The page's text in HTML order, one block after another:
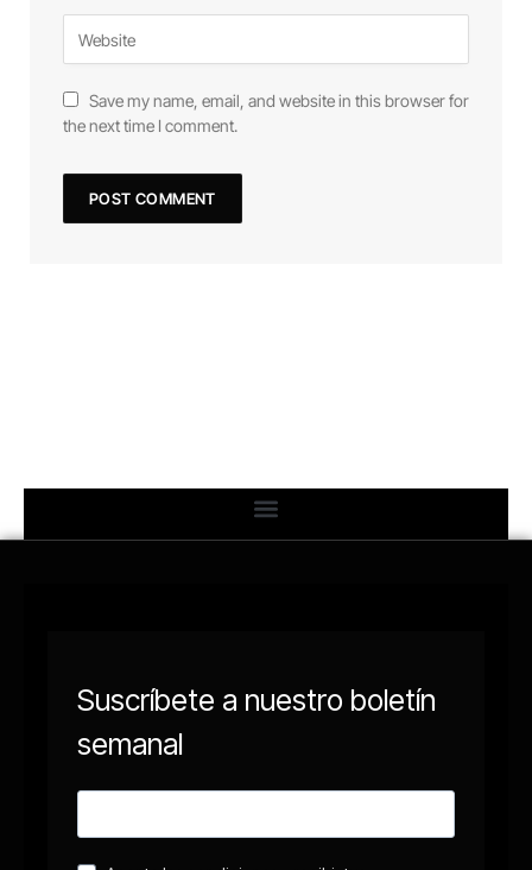
Save my name, email, and website in this browser for
the next time I comment.